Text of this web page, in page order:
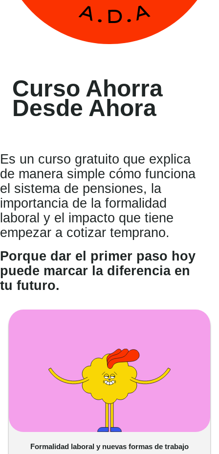
Curso Ahorra
Desde Ahora
Es un curso gratuito que explica
de manera simple cómo funciona
el sistema de pensiones, la
importancia de la formalidad
laboral y el impacto que tiene
empezar a cotizar temprano.
Porque dar el primer paso hoy
puede marcar la diferencia en
tu futuro.
Formalidad laboral y nuevas formas de trabajo